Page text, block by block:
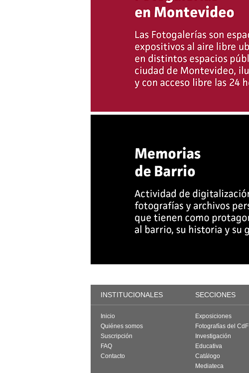
INSTITUCIONALES SECCIONES
Inicio
Quiénes somos
Suscripción
FAQ
Contacto
Exposiciones
Fotografías del CdF
Investigación
Educativa
Catálogo
Mediateca